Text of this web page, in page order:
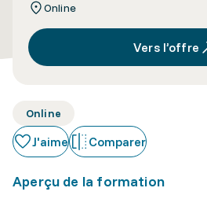
Online
Vers l’offre
Online
J'aime Comparer
Aperçu de la formation